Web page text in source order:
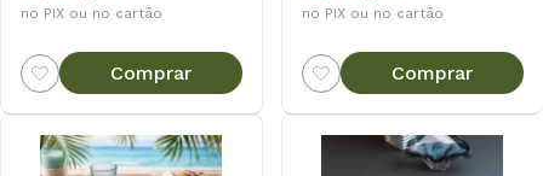
no PIX ou no cartão
Comprar
no PIX ou no cartão
Comprar